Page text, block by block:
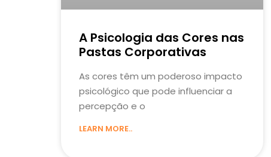
A Psicologia das Cores nas
Pastas Corporativas
As cores têm um poderoso impacto
psicológico que pode influenciar a
percepção e o
LEARN MORE..